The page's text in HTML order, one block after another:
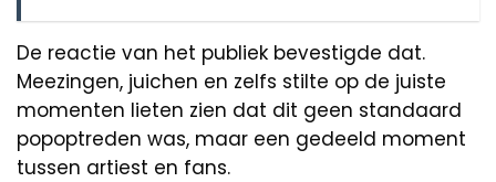
De reactie van het publiek bevestigde dat.
Meezingen, juichen en zelfs stilte op de juiste
momenten lieten zien dat dit geen standaard
popoptreden was, maar een gedeeld moment
tussen artiest en fans.